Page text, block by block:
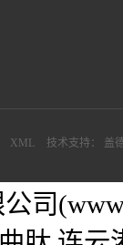
XML 技术支持： 盖
司